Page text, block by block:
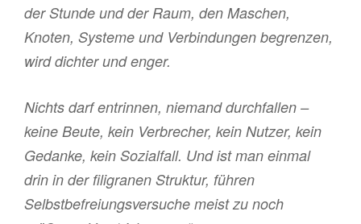
der Stunde und der Raum, den Maschen,
Knoten, Systeme und Verbindungen begrenzen,
wird dichter und enger.
Nichts darf entrinnen, niemand durchfallen –
keine Beute, kein Verbrecher, kein Nutzer, kein
Gedanke, kein Sozialfall. Und ist man einmal
drin in der filigranen Struktur, führen
Selbstbefreiungsversuche meist zu noch